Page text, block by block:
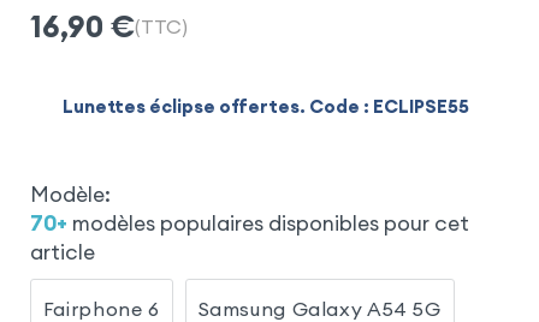
16,90 €(TTC)
Lunettes éclipse offertes. Code : ECLIPSE55
Modèle:
70+ modèles populaires disponibles pour cet
article
Fairphone 6 Samsung Galaxy A54 5G